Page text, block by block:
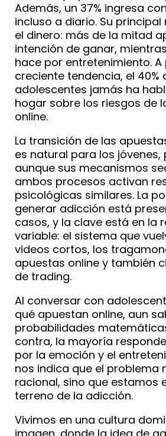
Además, un 37% ingresa
incluso a diario. Su
el dinero: más de la mitad
intención de ganar,
hace por entretenimiento.
creciente tendencia, el 40%
adolescentes jamás ha
hogar sobre los riesgos de
online.
La transición de las
es natural para los
aunque sus mecanismos
ambos procesos activan
psicológicas similares. La
generar adicción está
casos, y la clave está en la
variable: el sistema que
videos cortos, los
apuestas online y también
de trading.
Al conversar con
qué apuestan online, aun
probabilidades
contra, la mayoría
por la emoción y el
nos indica que el problema
racional, sino que estamos
terreno de la adicción.
Vivimos en una cultura